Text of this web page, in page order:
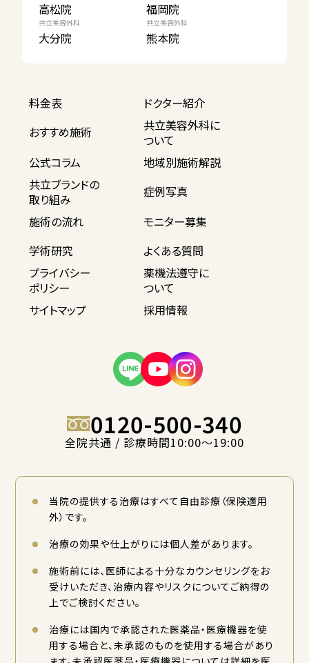
高松院 福岡院
共立美容外科
大分院
共立美容外科
熊本院
料金表
ドクター紹介
おすすめ施術
共立美容外科に
ついて
公式コラム
地域別施術解説
共立ブランドの
取り組み
症例写真
施術の流れ
モニター募集
学術研究
よくある質問
プライバシー
ポリシー
薬機法遵守に
ついて
サイトマップ
採用情報
0120-500-340
全院共通 / 診療時間10:00〜19:00
当院の提供する治療はすべて自由診療（保険適用
外）です。
治療の効果や仕上がりには個人差があります。
施術前には、医師による十分なカウンセリングをお
受けいただき、治療内容やリスクについてご納得の
上でご検討ください。
治療には国内で承認された医薬品・医療機器を使
用する場合と、未承認のものを使用する場合があり